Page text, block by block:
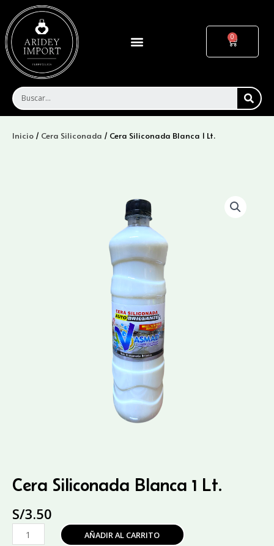
contenido
Menu Cart
Inicio / Cera Siliconada / Cera Siliconada Blanca 1 Lt.
Cera Siliconada Blanca 1 Lt.
S/3.50
Cera
AÑADIR AL CARRITO